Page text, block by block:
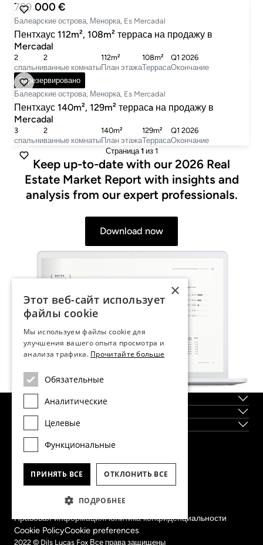
729 000 €
Балеарские острова, Менорка, Es Mercadal
Пентхаус 112m², 108m² террасa на продажу в
Mercadal
cпальни
2
ванные комнаты
2
План этажа
112m²
Терраса
108m²
Окончание
Q1 2026
Зарезервировано
750 000 €
Балеарские острова, Менорка, Es Mercadal
Пентхаус 140m², 129m² террасa на продажу в
Mercadal
cпальни
3
ванные комнаты
2
План этажа
140m²
Терраса
129m²
Окончание
Q1 2026
Страница1 из 1
Keep up-to-date with our 2026 Real
Estate Market Report with insights and
analysis from our expert professionals.
Download now
Регионы
Новостройки
Информация о региональных офисах
Правовая информацияПолитика конфиденциальности
Cookie PolicyCookie preferences
2022 © Dils Lucas Fox Все права защищены
×
Этот веб-сайт использует
файлы cookie
Мы используем файлы cookie для
улучшения вашего опыта просмотра и
анализа трафика. Прочитайте больше
Обязательные
Аналитические
Целевые
Функциональные
ПРИНЯТЬ ВСЕ ОТКЛОНИТЬ ВСЕ
ПОДРОБНЕЕ